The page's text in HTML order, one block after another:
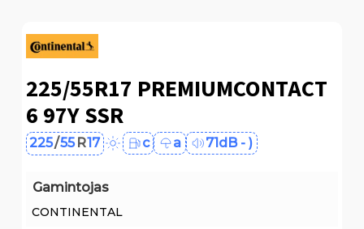
225/55R17 PREMIUMCONTACT
6 97Y SSR
225/55 R17 c a 71dB - )
Gamintojas
CONTINENTAL